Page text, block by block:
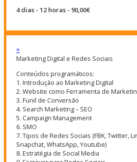
4 dias - 12 horas - 90,00€
×
Marketing Digital e Redes Sociais
Conteúdos programáticos:
1. Introdução ao Marketing Digital
2. Website como Ferramenta de
3. Funil de Conversão
4. Search Marketing – SEO
5. Campaign Management
6. SMO
7. Tipos de Redes Sociais (FBK, Twitter,
Snapchat, WhatsApp, Youtube)
8. Estratégia de Social Media